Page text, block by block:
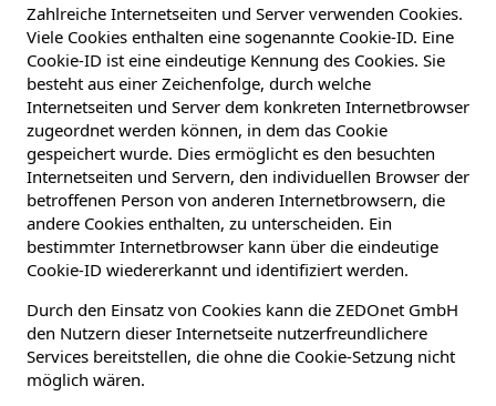
Zahlreiche Internetseiten und Server verwenden Cookies.
Viele Cookies enthalten eine sogenannte Cookie-ID. Eine
Cookie-ID ist eine eindeutige Kennung des Cookies. Sie
besteht aus einer Zeichenfolge, durch welche
Internetseiten und Server dem konkreten Internetbrowser
zugeordnet werden können, in dem das Cookie
gespeichert wurde. Dies ermöglicht es den besuchten
Internetseiten und Servern, den individuellen Browser der
betroffenen Person von anderen Internetbrowsern, die
andere Cookies enthalten, zu unterscheiden. Ein
bestimmter Internetbrowser kann über die eindeutige
Cookie-ID wiedererkannt und identifiziert werden.
Durch den Einsatz von Cookies kann die ZEDOnet GmbH
den Nutzern dieser Internetseite nutzerfreundlichere
Services bereitstellen, die ohne die Cookie-Setzung nicht
möglich wären.